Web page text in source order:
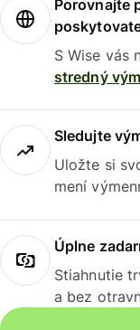
Porovnajte
S Wise vás
stredný
Sledujte
Uložte si
mení
Úplne
Stiahnutie
a bez